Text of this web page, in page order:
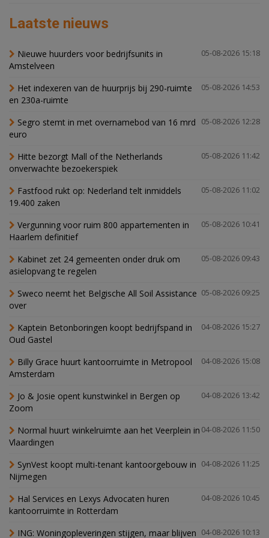
Laatste nieuws
05-08-2026 15:18
Nieuwe huurders voor bedrijfsunits in
Amstelveen
05-08-2026 14:53
Het indexeren van de huurprijs bij 290-ruimte
en 230a-ruimte
05-08-2026 12:28
Segro stemt in met overnamebod van 16 mrd
euro
05-08-2026 11:42
Hitte bezorgt Mall of the Netherlands
onverwachte bezoekerspiek
05-08-2026 11:02
Fastfood rukt op: Nederland telt inmiddels
19.400 zaken
05-08-2026 10:41
Vergunning voor ruim 800 appartementen in
Haarlem definitief
05-08-2026 09:43
Kabinet zet 24 gemeenten onder druk om
asielopvang te regelen
05-08-2026 09:25
Sweco neemt het Belgische All Soil Assistance
over
04-08-2026 15:27
Kaptein Betonboringen koopt bedrijfspand in
Oud Gastel
04-08-2026 15:08
Billy Grace huurt kantoorruimte in Metropool
Amsterdam
04-08-2026 13:42
Jo & Josie opent kunstwinkel in Bergen op
Zoom
04-08-2026 11:50
Normal huurt winkelruimte aan het Veerplein in
Vlaardingen
04-08-2026 11:25
SynVest koopt multi-tenant kantoorgebouw in
Nijmegen
04-08-2026 10:45
Hal Services en Lexys Advocaten huren
kantoorruimte in Rotterdam
04-08-2026 10:13
ING: Woningopleveringen stijgen, maar blijven